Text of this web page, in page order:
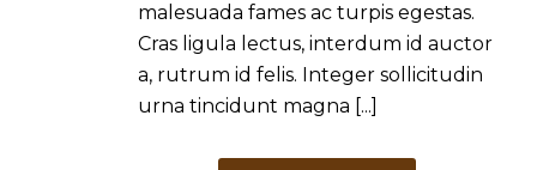
malesuada fames ac turpis egestas.
Cras ligula lectus, interdum id auctor
a, rutrum id felis. Integer sollicitudin
urna tincidunt magna [...]